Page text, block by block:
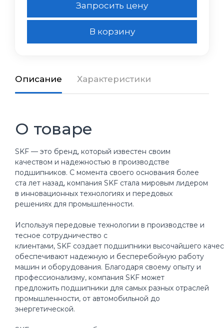
Запросить цену
В корзину
Описание Характеристики
О товаре
SKF — это бренд, который известен своим
качеством и надежностью в производстве
подшипников. С момента своего основания более
ста лет назад, компания SKF стала мировым лидером
в инновационных технологиях и передовых
решениях для промышленности.
Используя передовые технологии в производстве и
тесное сотрудничество с
клиентами, SKF создает подшипники высочайшего
обеспечивают надежную и бесперебойную работу
машин и оборудования. Благодаря своему опыту и
профессионализму, компания SKF может
предложить подшипники для самых разных отраслей
промышленности, от автомобильной до
энергетической.